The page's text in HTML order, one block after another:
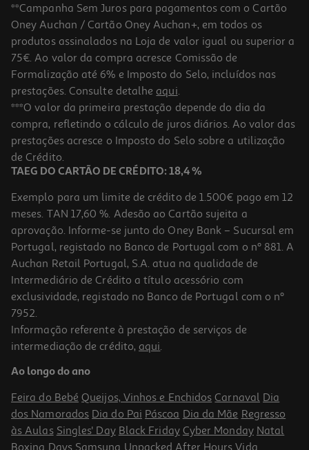
-10%
Livro Unicórnia: Livro De Atividades Ana Punset
13.46 €/un
14,95 € PVP de editor
13,46 €
-10%
Livro Divertido De Atividades - Urso 4-5 Anos
8.09 €/un
PVP de editor
8,09 €
**Campanha Sem Juros para pagamentos com o Cartão
Oney Auchan / Cartão Oney Auchan+, em todos os
produtos assinalados na Loja de valor igual ou superior a
75€. Ao valor da compra acresce Comissão de
Formalização até 6% e Imposto do Selo, incluídos nas
prestações. Consulte detalhe aqui.
***O valor da primeira prestação depende do dia da
compra, refletindo o cálculo de juros diários. Ao valor das
prestações acresce o Imposto do Selo sobre a utilização
de Crédito.
TAEG DO CARTÃO DE CRÉDITO: 18,4 %
Exemplo para um limite de crédito de 1.500€ pago em 12
meses. TAN 17,60 %. Adesão ao Cartão sujeita a
aprovação. Informe-se junto do Oney Bank – Sucursal em
Portugal, registado no Banco de Portugal com o nº 881. A
Auchan Retail Portugal, S.A. atua na qualidade de
Intermediário de Crédito a título acessório com
exclusividade, registado no Banco de Portugal com o nº
7952.
Informação referente à prestação de serviços de
intermediação de crédito, aqui.
Ao longo do ano
Feira do Bebé Queijos, Vinhos e Enchidos Carnaval Dia
dos Namorados Dia do Pai Páscoa Dia da Mãe Regresso
às Aulas Singles' Day Black Friday Cyber Monday Natal
Boxing Days Samsung Unpacked After Hours Vida